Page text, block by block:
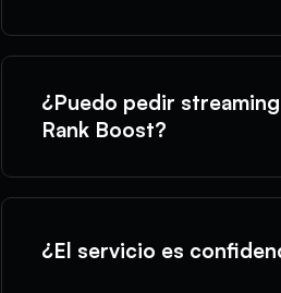
¿Puedo pedir
Rank Boost?
¿El servicio es